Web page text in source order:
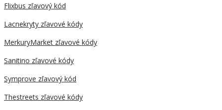
Flixbus zľavový kód
Lacnekryty zľavové kódy
MerkuryMarket zľavové kódy
Sanitino zľavové kódy
Symprove zľavový kód
Thestreets zľavové kódy